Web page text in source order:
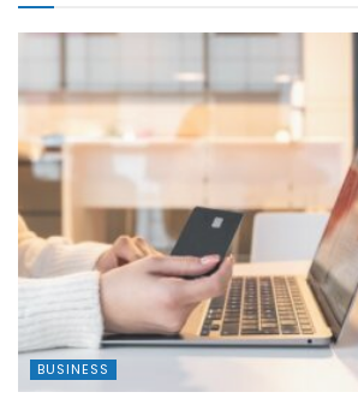
BUSINESS